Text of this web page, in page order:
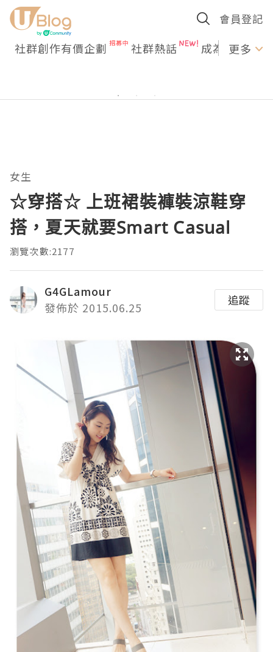
會員登記
社群創作有價企劃 社群熱話 成為U更多
女生
☆穿搭☆ 上班裙裝褲裝涼鞋穿
搭，夏天就要Smart Casual
瀏覽次數:2177
G4GLamour
發佈於 2015.06.25
追蹤